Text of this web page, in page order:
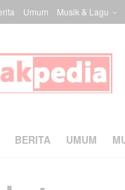
Umum Musik & Lagu
BERITA UMUM